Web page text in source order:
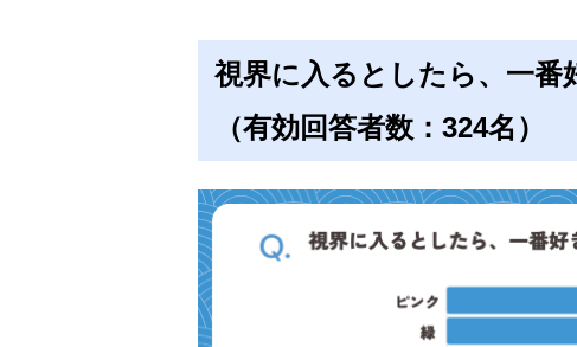
視界に入るとしたら、一
（有効回答者数：324名）